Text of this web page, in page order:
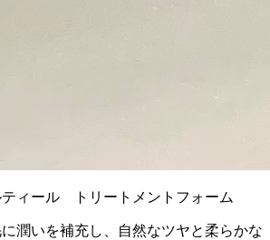
ィール トリートメントフォーム
潤いを補充し、自然なツヤと柔らかな